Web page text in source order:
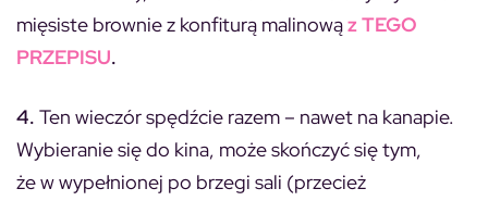
mięsiste brownie z konfiturą malinowąz TEGO
PRZEPISU.
4. Ten wieczór spędźcie razem – nawet na kanapie.
Wybieranie się do kina, może skończyć się tym,
że w wypełnionej po brzegi sali (przecież